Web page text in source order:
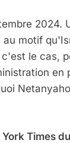
2024.
motif
le cas,
en
Times